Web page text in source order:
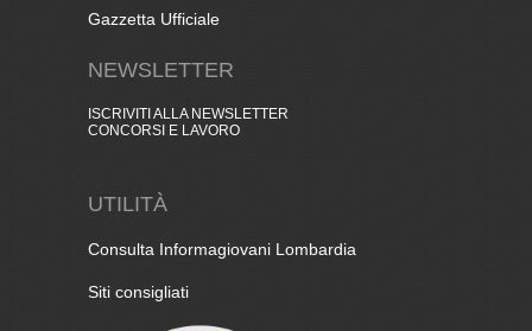
Gazzetta Ufficiale
NEWSLETTER
ISCRIVITI ALLA NEWSLETTER
CONCORSI E LAVORO
UTILITÀ
Consulta Informagiovani Lombardia
Siti consigliati